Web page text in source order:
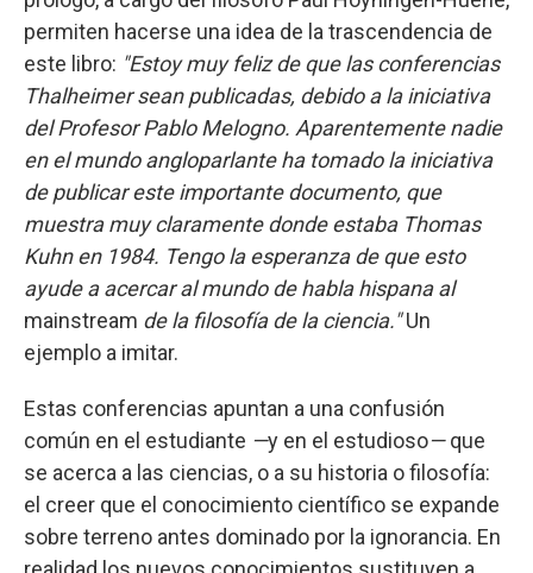
permiten hacerse una idea de la trascendencia de
este libro: "Estoy muy feliz de que las conferencias
Thalheimer sean publicadas, debido a la iniciativa
del Profesor Pablo Melogno. Aparentemente nadie
en el mundo angloparlante ha tomado la iniciativa
de publicar este importante documento, que
muestra muy claramente donde estaba Thomas
Kuhn en 1984. Tengo la esperanza de que esto
ayude a acercar al mundo de habla hispana al
mainstream de la filosofía de la ciencia."Un
ejemplo a imitar.
Estas conferencias apuntan a una confusión
común en el estudiante —y en el estudioso—que
se acerca a las ciencias, o a su historia o filosofía:
el creer que el conocimiento científico se expande
sobre terreno antes dominado por la ignorancia. En